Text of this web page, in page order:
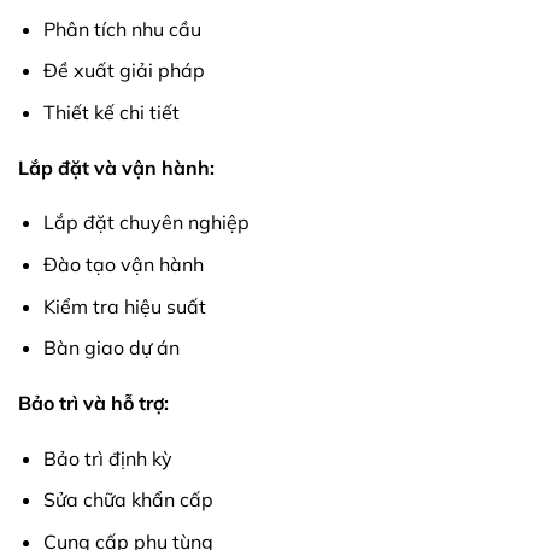
Phân tích nhu cầu
Đề xuất giải pháp
Thiết kế chi tiết
Lắp đặt và vận hành:
Lắp đặt chuyên nghiệp
Đào tạo vận hành
Kiểm tra hiệu suất
Bàn giao dự án
Bảo trì và hỗ trợ:
Bảo trì định kỳ
Sửa chữa khẩn cấp
Cung cấp phụ tùng